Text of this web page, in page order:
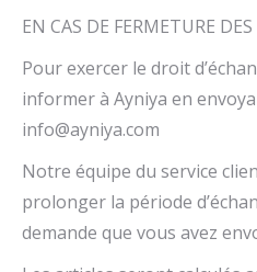
EN CAS DE FERMETURE
Pour exercer le droit
informer à Ayniya en
info@ayniya.com
Notre équipe du service
prolonger la période
demande que vous avez